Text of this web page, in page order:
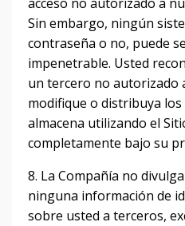
Sin embargo, ningún
contraseña o no, puede
impenetrable. Usted
un tercero no autorizado
modifique o distribuya
almacena utilizando el
completamente bajo su
8. La Compañía no
ninguna información de
sobre usted a terceros,